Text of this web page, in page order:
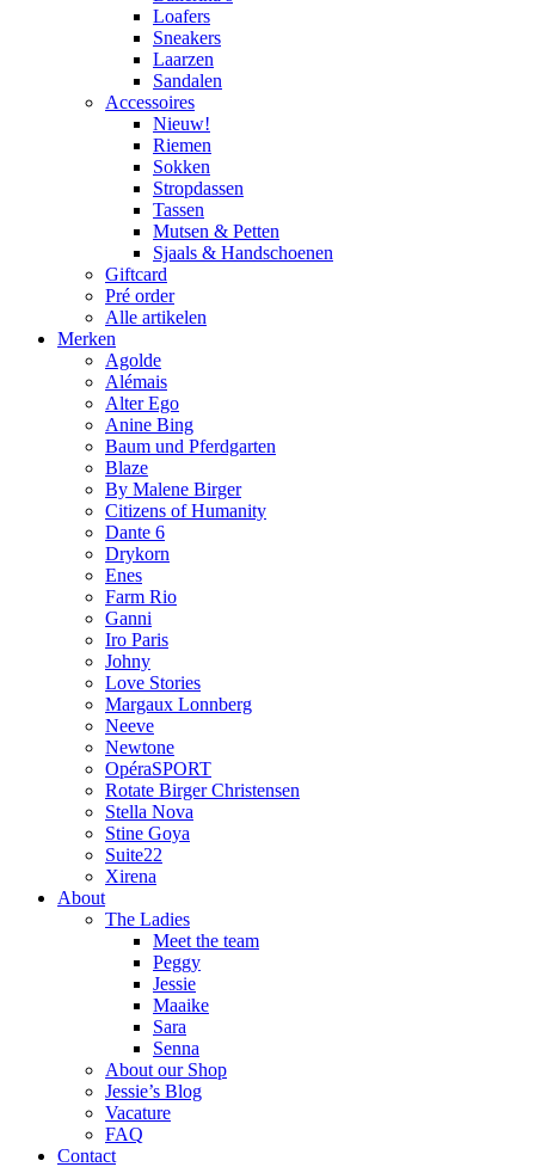
Loafers
Sneakers
Laarzen
Sandalen
Accessoires
Nieuw!
Riemen
Sokken
Stropdassen
Tassen
Mutsen & Petten
Sjaals & Handschoenen
Giftcard
Pré order
Alle artikelen
Merken
Agolde
Alémais
Alter Ego
Anine Bing
Baum und Pferdgarten
Blaze
By Malene Birger
Citizens of Humanity
Dante 6
Drykorn
Enes
Farm Rio
Ganni
Iro Paris
Johny
Love Stories
Margaux Lonnberg
Neeve
Newtone
OpéraSPORT
Rotate Birger Christensen
Stella Nova
Stine Goya
Suite22
Xirena
About
The Ladies
Meet the team
Peggy
Jessie
Maaike
Sara
Senna
About our Shop
Jessie’s Blog
Vacature
FAQ
Contact